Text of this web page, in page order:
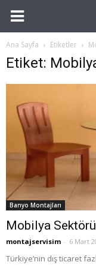
Ana Sayfa Etiketler
Etiket:
Banyo Montajları
Mobilya
montajservisim - 6 Mart
Türkiye’nin dış ticaret